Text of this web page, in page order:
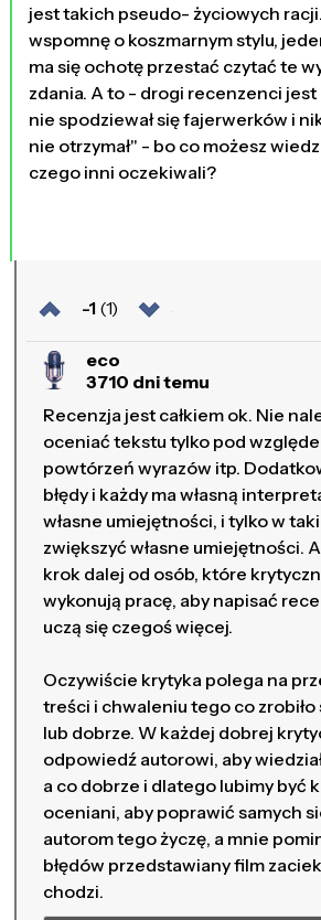
jest takich pseudo- życiowych
wspomnę o koszmarnym stylu,
ma się ochotę przestać czytać te
zdania. A to - drogi recenzenci
nie spodziewał się fajerwerków i
nie otrzymał" - bo co możesz
czego inni oczekiwali?
-1(1)
eco
3710 dni temu
Recenzja jest całkiem ok. Nie
oceniać tekstu tylko pod
powtórzeń wyrazów itp.
błędy i każdy ma własną
własne umiejętności, i tylko w
zwiększyć własne umiejętności.
krok dalej od osób, które
wykonują pracę, aby napisać
uczą się czegoś więcej.
Oczywiście krytyka polega na
treści i chwaleniu tego co
lub dobrze. W każdej dobrej
odpowiedź autorowi, aby
a co dobrze i dlatego lubimy być
oceniani, aby poprawić samych
autorom tego życzę, a mnie
błędów przedstawiany film
chodzi.